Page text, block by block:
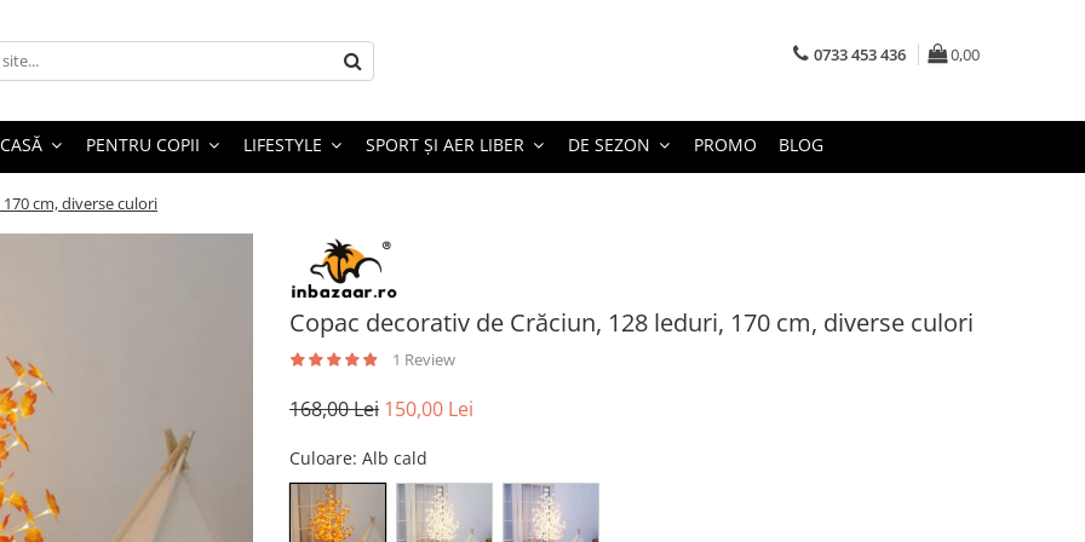
0733 453 436 0,00
PENTRU COPII LIFESTYLE SPORT ȘI AER LIBER DE SEZON PROMO BLOG
cm, diverse culori
Copac decorativ de Crăciun, 128 leduri, 170 cm, diverse culori
1 Review
168,00 Lei 150,00 Lei
Culoare: Alb cald